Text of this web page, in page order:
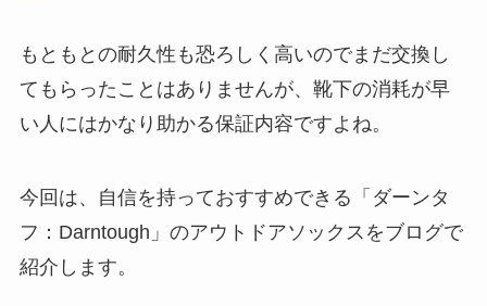
もともとの耐久性も恐ろしく高いのでまだ交換し
てもらったことはありませんが、靴下の消耗が早
い人にはかなり助かる保証内容ですよね。
今回は、自信を持っておすすめできる「ダーンタ
フ：Darntough」のアウトドアソックスをブログで
紹介します。